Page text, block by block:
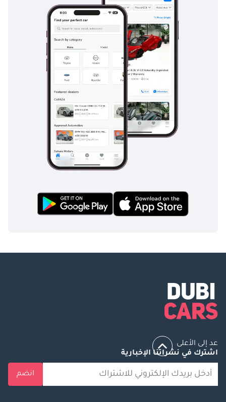
هيونداي
نيسان صني
عد إلى الأعلى
اشترك في نشراتنا الإخبارية
انضم